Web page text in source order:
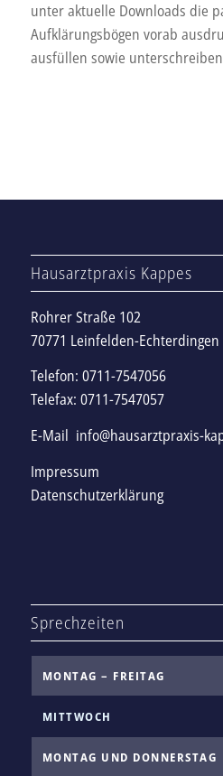
unter aktuelle Downloads die
Aufklärungsbögen vorab
ausfüllen sowie
Hausarztpraxis Kappes
Rohrer Straße 102
70771 Leinfelden-Echterdingen
Telefon: 0711-7547056
Telefax: 0711-7547057
E-Mail info@hausarztpraxis-
Impressum
Datenschutzerklärung
Sprechzeiten
MONTAG – FREITAG
MITTWOCH
MONTAG UND DONNERSTAG